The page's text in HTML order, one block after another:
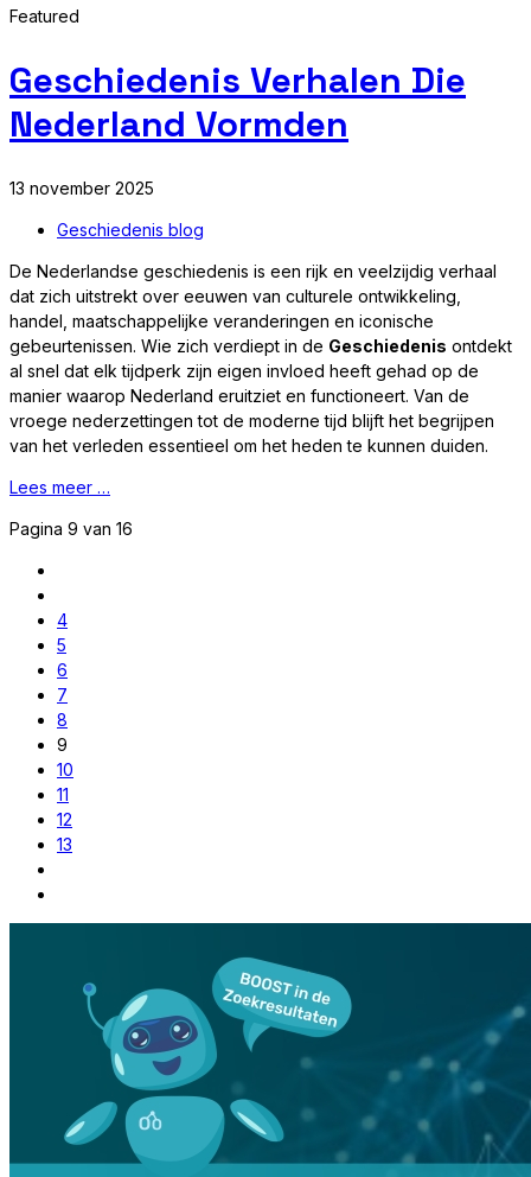
Featured
Geschiedenis Verhalen Die
Nederland Vormden
13 november 2025
Geschiedenis blog
De Nederlandse geschiedenis is een rijk en veelzijdig verhaal
dat zich uitstrekt over eeuwen van culturele ontwikkeling,
handel, maatschappelijke veranderingen en iconische
gebeurtenissen. Wie zich verdiept in de Geschiedenis ontdekt
al snel dat elk tijdperk zijn eigen invloed heeft gehad op de
manier waarop Nederland eruitziet en functioneert. Van de
vroege nederzettingen tot de moderne tijd blijft het begrijpen
van het verleden essentieel om het heden te kunnen duiden.
Lees meer …
Pagina 9 van 16
4
5
6
7
8
9
10
11
12
13